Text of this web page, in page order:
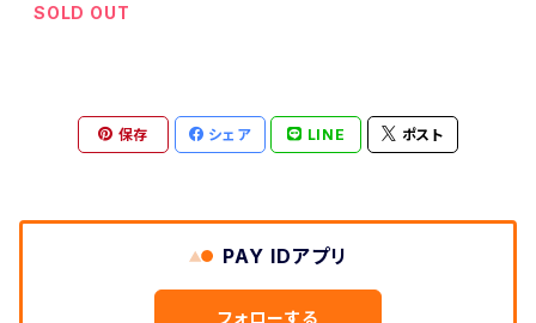
SOLD OUT
保存 シェア LINE ポスト
PAY IDアプリ
フォローする